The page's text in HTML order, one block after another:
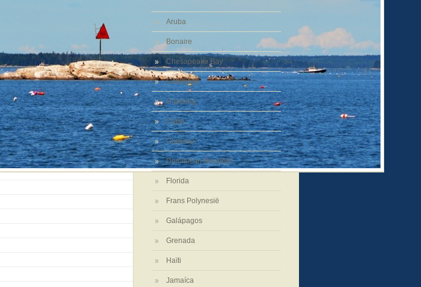
Aruba
Bonaire
Chesapeake Bay
Columbia
Crossing
Cuba
Curacao
Dominican Republic
Florida
Frans Polynesië
Galápagos
Grenada
Haïti
Jamaíca